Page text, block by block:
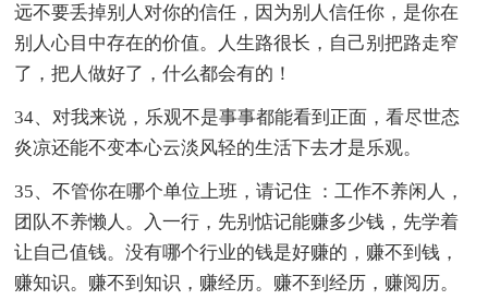
远不要丢掉别人对你的信任，因为别人信任你，是你在
别人心目中存在的价值。人生路很长，自己别把路走窄
了，把人做好了，什么都会有的！
34、对我来说，乐观不是事事都能看到正面，看尽世态
炎凉还能不变本心云淡风轻的生活下去才是乐观。
35、不管你在哪个单位上班，请记住 ：工作不养闲人，
团队不养懒人。入一行，先别惦记能赚多少钱，先学着
让自己值钱。没有哪个行业的钱是好赚的，赚不到钱，
赚知识。赚不到知识，赚经历。赚不到经历，赚阅历。